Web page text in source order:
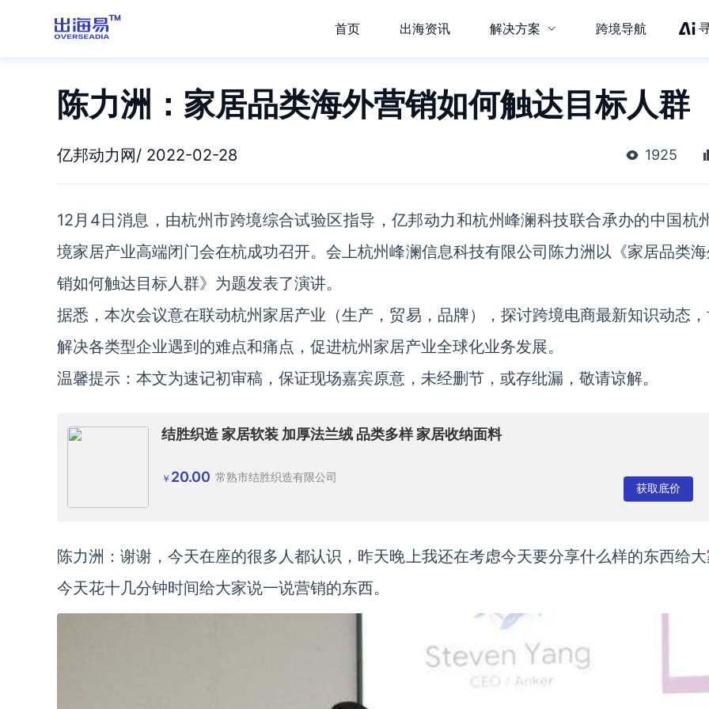
首页 出海资讯 解决方案 跨境导航
陈力洲：家居品类海外营销如何触达目标人群
亿邦动力网/ 2022-02-28 1925
12月4日消息，由杭州市跨境综合试验区指导，亿邦动力和杭州峰澜科技联合承办的中国杭
境家居产业高端闭门会在杭成功召开。会上杭州峰澜信息科技有限公司陈力洲以《家居品类
销如何触达目标人群》为题发表了演讲。
据悉，本次会议意在联动杭州家居产业（生产，贸易，品牌），探讨跨境电商最新知识动态
解决各类型企业遇到的难点和痛点，促进杭州家居产业全球化业务发展。
温馨提示：本文为速记初审稿，保证现场嘉宾原意，未经删节，或存纰漏，敬请谅解。
结胜织造 家居软装 加厚法兰绒 品类多样 家居收纳面料
￥ 20.00 常熟市结胜织造有限公司
获取底价
陈力洲：谢谢，今天在座的很多人都认识，昨天晚上我还在考虑今天要分享什么样的东西给
今天花十几分钟时间给大家说一说营销的东西。